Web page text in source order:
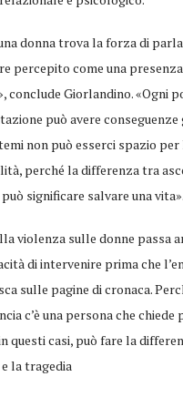
donna trova la forza di
percepito come una
conclude Giorlandino. «Ogni
può avere conseguenze
non può esserci spazio per
perché la differenza tra
significare salvare una vita».
violenza sulle donne passa
di intervenire prima che
sulle pagine di cronaca.
c’è una persona che chiede
questi casi, può fare la
la tragedia